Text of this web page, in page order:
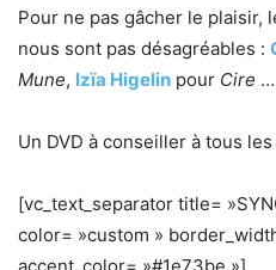
Pour ne pas gâcher le plaisir,
nous sont pas désagréables :
Mune, Izïa Higelin pour Cire …
Un DVD à conseiller à tous
[vc_text_separator title=
color= »custom »